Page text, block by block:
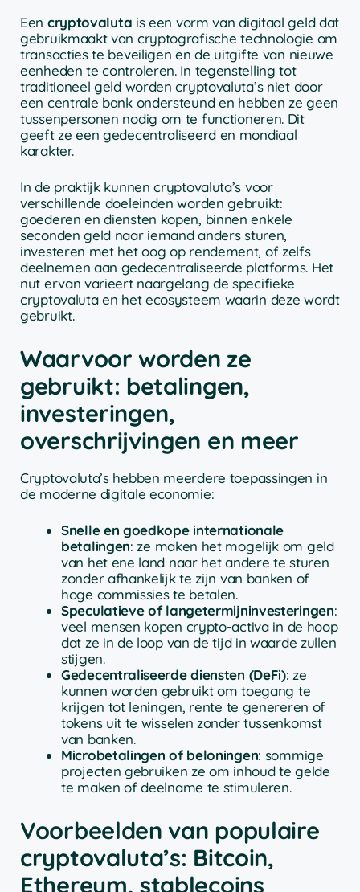
Een cryptovaluta is een vorm van digitaal geld dat
gebruikmaakt van cryptografische technologie om
transacties te beveiligen en de uitgifte van nieuwe
eenheden te controleren. In tegenstelling tot
traditioneel geld worden cryptovaluta’s niet door
een centrale bank ondersteund en hebben ze geen
tussenpersonen nodig om te functioneren. Dit
geeft ze een gedecentraliseerd en mondiaal
karakter.
In de praktijk kunnen cryptovaluta’s voor
verschillende doeleinden worden gebruikt:
goederen en diensten kopen, binnen enkele
seconden geld naar iemand anders sturen,
investeren met het oog op rendement, of zelfs
deelnemen aan gedecentraliseerde platforms. Het
nut ervan varieert naargelang de specifieke
cryptovaluta en het ecosysteem waarin deze wordt
gebruikt.
Waarvoor worden ze
gebruikt: betalingen,
investeringen,
overschrijvingen en meer
Cryptovaluta’s hebben meerdere toepassingen in
de moderne digitale economie:
Snelle en goedkope internationale
betalingen: ze maken het mogelijk om geld
van het ene land naar het andere te sturen
zonder afhankelijk te zijn van banken of
hoge commissies te betalen.
Speculatieve of langetermijninvesteringen:
veel mensen kopen crypto-activa in de hoop
dat ze in de loop van de tijd in waarde zullen
stijgen.
Gedecentraliseerde diensten (DeFi): ze
kunnen worden gebruikt om toegang te
krijgen tot leningen, rente te genereren of
tokens uit te wisselen zonder tussenkomst
van banken.
Microbetalingen of beloningen: sommige
projecten gebruiken ze om inhoud te gelde
te maken of deelname te stimuleren.
Voorbeelden van populaire
cryptovaluta’s: Bitcoin,
Ethereum, stablecoins